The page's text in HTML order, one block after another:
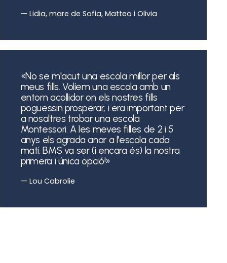
— Lidia, mare de Sofia, Matteo i Olivia
«No se m'acut una escola millor per als
meus fills. Volíem una escola amb un
entorn acollidor on els nostres fills
poguessin prosperar, i era important per
a nosaltres trobar una escola
Montessori. A les meves filles de 2 i 5
anys els agrada anar a l'escola cada
matí. BMS va ser (i encara és) la nostra
primera i única opció!»
— Lou Cabrolie